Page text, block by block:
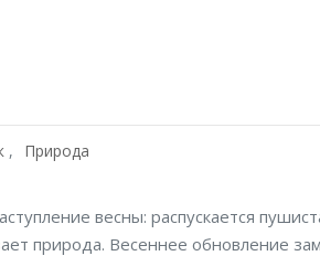
Природа
весны: распускается
природа. Весеннее обновление